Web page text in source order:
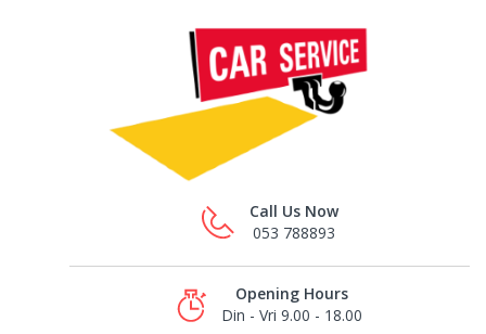
Call Us Now
053 788893
Opening Hours
Din - Vri 9.00 - 18.00